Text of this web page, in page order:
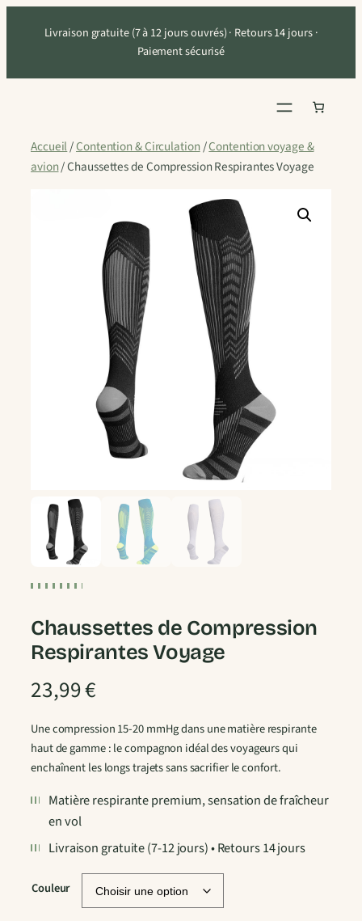
Livraison gratuite (7 à 12 jours ouvrés) · Retours 14 jours ·
Paiement sécurisé
Accueil/Contention & Circulation/Contention voyage &
avion/ Chaussettes de Compression Respirantes Voyage
Chaussettes de Compression
Respirantes Voyage
23,99€
Une compression 15-20 mmHg dans une matière respirante
haut de gamme : le compagnon idéal des voyageurs qui
enchaînent les longs trajets sans sacrifier le confort.
Matière respirante premium, sensation de fraîcheur
en vol
Livraison gratuite (7-12 jours) • Retours 14 jours
Couleur